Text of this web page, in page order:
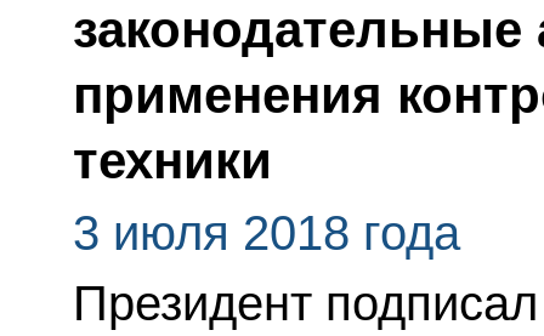
законодательные
применения
техники
3 июля 2018 года
Президент